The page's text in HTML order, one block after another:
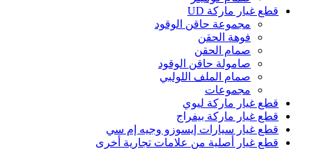
قطع غيار ماركة UD
مجموعة حاقن الوقود
فوهة الحقن
صمام الحقن
صامولة حاقن الوقود
صمام الملف اللولبي
مجموعات
قطع غيار ماركة ليوي
قطع غيار ماركة بيفراج
قطع غيار سيارات إيسوزو وجيه إم سي
قطع غيار أصلية من علامات تجارية أخرى